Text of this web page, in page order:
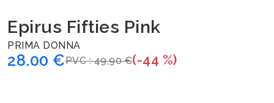
Epirus Fifties Pink
PRIMA DONNA
28.00 €PVC : 49,90 €(-44 %)